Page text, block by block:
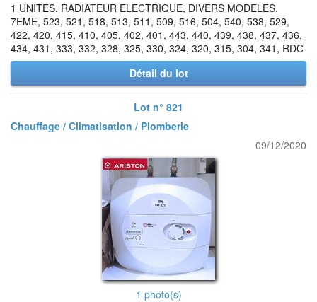
1 UNITES. RADIATEUR ELECTRIQUE, DIVERS MODELES.
7EME, 523, 521, 518, 513, 511, 509, 516, 504, 540, 538, 529,
422, 420, 415, 410, 405, 402, 401, 443, 440, 439, 438, 437, 436,
434, 431, 333, 332, 328, 325, 330, 324, 320, 315, 304, 341, RDC
Détail du lot
Lot n° 821
Chauffage / Climatisation / Plomberie
09/12/2020
1 photo(s)